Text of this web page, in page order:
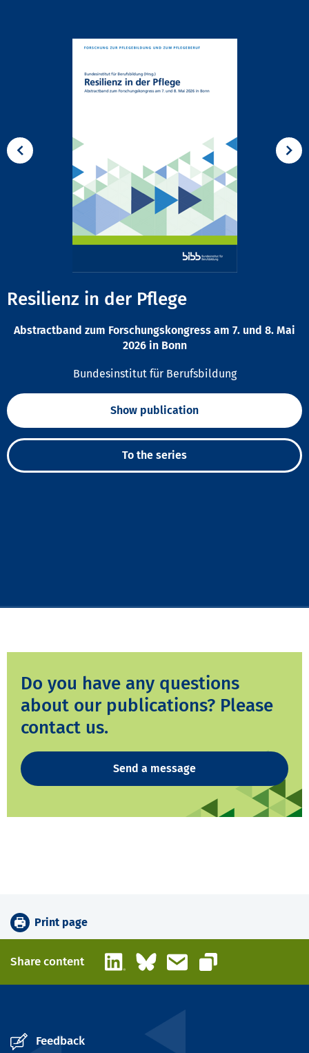
Resilienz in der Pflege
Abstractband zum Forschungskongress am 7. und 8. Mai
2026 in Bonn
Bundesinstitut für Berufsbildung
Show publication
To the series
Do you have any questions
about our publications? Please
contact us.
Send a message
Print page
Share content LinkedInBlueskyEmail
Copy link
Feedback